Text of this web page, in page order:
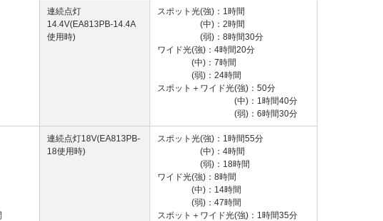
連続点灯
14.4V(EA813PB-14.4A
使用時)
スポット光(強)：1時間
(中)：2時間
(弱)：8時間30分
ワイド光(強)：4時間20分
(中)：7時間
(弱)：24時間
スポット＋ワイド光(強)：50分
(中)：1時間40分
(弱)：6時間30分
連続点灯18V(EA813PB-
18使用時)
スポット光(強)：1時間55分
(中)：4時間
(弱)：18時間
ワイド光(強)：8時間
(中)：14時間
(弱)：47時間
スポット＋ワイド光(強)：1時間35分